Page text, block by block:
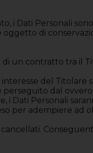
i Dati Personali
di
un contratto tra il
del Titolare
dal
Personali
per adempiere